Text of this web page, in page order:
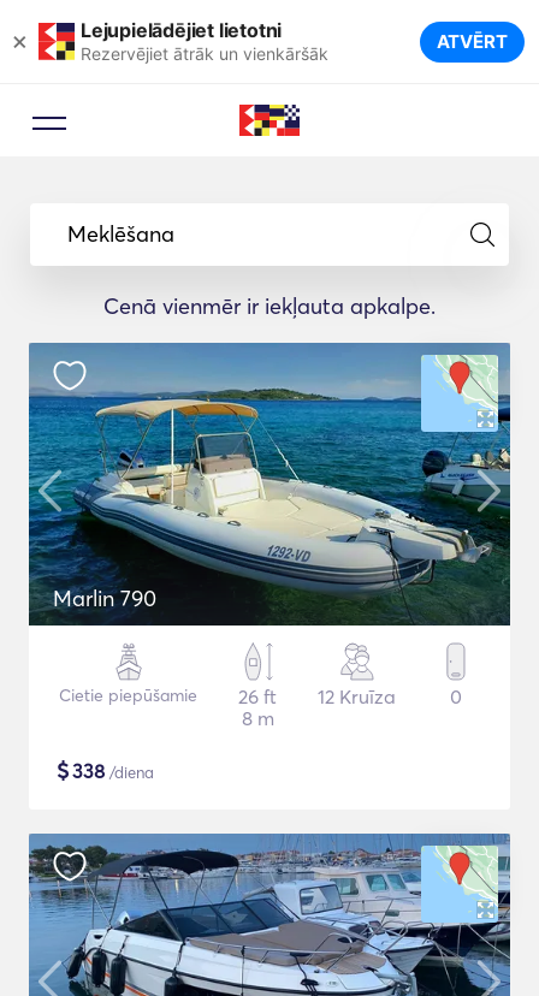
× Lejupielādējiet lietotni
Rezervējiet ātrāk un vienkāršāk ATVĒRT
Meklēšana
Cenā vienmēr ir iekļauta apkalpe.
Marlin 790
Cietie piepūšamie
26 ft
8 m
12 Kruīza 0
$338 /diena